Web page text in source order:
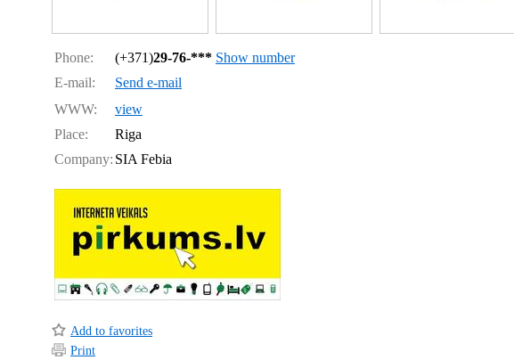
Phone: (+371)29-76-*** Show number
E-mail: Send e-mail
WWW:
view
Place:
Riga
Company: SIA Febia
Add to favorites
Print